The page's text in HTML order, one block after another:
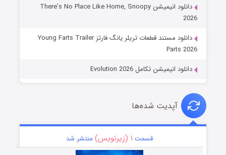
دانلود انیمیشن There’s No Place Like Home, Snoopy
2026
دانلود مستند قطعات تریلر یانگ فارتز Young Farts Trailer
Parts 2026
دانلود انیمیشن تکامل Evolution 2026
آپدیت شده‌ها
قسمت ۱ (زیرنویس) منتشر شد